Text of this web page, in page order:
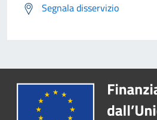
Segnala disservizio